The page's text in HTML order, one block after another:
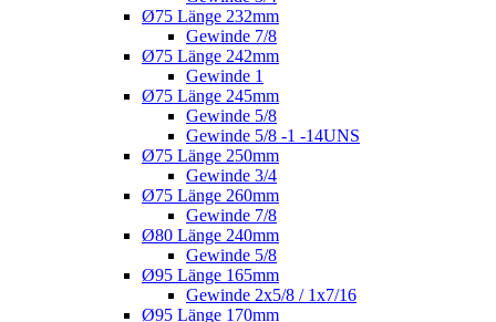
Ø75 Länge 232mm
Gewinde 7/8
Ø75 Länge 242mm
Gewinde 1
Ø75 Länge 245mm
Gewinde 5/8
Gewinde 5/8 -1 -14UNS
Ø75 Länge 250mm
Gewinde 3/4
Ø75 Länge 260mm
Gewinde 7/8
Ø80 Länge 240mm
Gewinde 5/8
Ø95 Länge 165mm
Gewinde 2x5/8 / 1x7/16
Ø95 Länge 170mm